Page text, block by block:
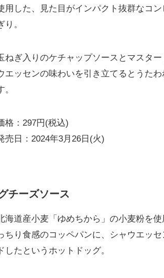
用した、見た目がインパクト抜群なコン
り。
ねぎ入りのケチャップソースとマスター
エッセンの味わいを引き立てるとうたわ
。
格：297円(税込)
売日：2024年3月26日(火)
チーズソース
海道産小麦「ゆめちから」の小麦粉を使
ちり食感のコッペパンに、シャウエッ
ドしたというホットドッグ。